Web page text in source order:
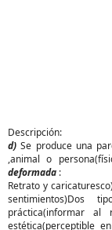
Descripción:
d)Se produce una
,animal o
deformada :
Retrato y
sentimientos)Dos
práctica(informar al
estética(perceptible